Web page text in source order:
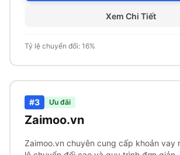
Xem Chi Tiết
Tỷ lệ chuyển đổi: 16%
#3 Ưu đãi
Zaimoo.vn
Zaimoo.vn chuyên cung cấp khoản vay